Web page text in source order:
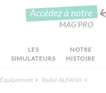
LES
SIMULATEURS
NOTRE
HISTOIRE
Accédez à notre
MAG'PRO
Équipement Radar ALFANO